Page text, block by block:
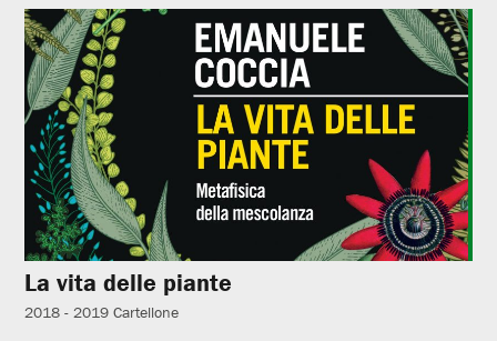
La vita delle piante
2018 - 2019 Cartellone